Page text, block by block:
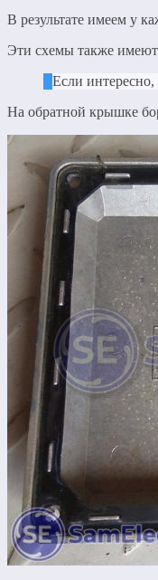
В результате имеем у
Эти схемы также имеют
Если
На обратной крышке